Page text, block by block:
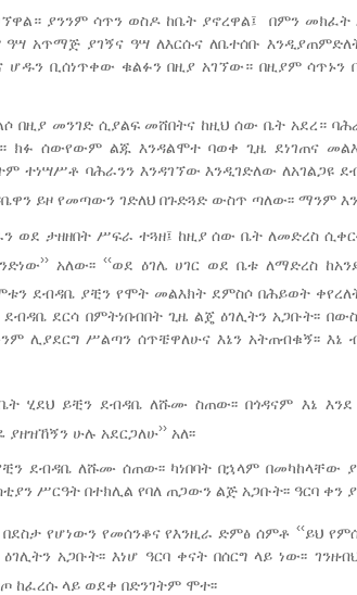
ያንንም ሳጥን ወስዶ ከቤት ያኖረዋል፤ በምን
ዓሣ አጥማጅ ያገኝና ዓሣ ለእርሱና ለቤተሰቡ
ቢሰነጥቀው ቁልፉን በዚያ አገኘው። በዚያም ሳጥኑን
በዚያ መንገድ ሲያልፍ መሸበትና ከዚህ ሰው ቤት አደረ።
ክፉ ሰውየውም ልጁ እንዳልሞተ ባወቀ ጊዜ ደነገጠና
ተነሣሥቶ ባሕራንን እንዳገኘው እንዲገድለው ለአገልጋዩ
ይዞ የመጣውን ገድለህ በጉድጓድ ውስጥ ጣለው፡፡ ማንም
ወደ ታዘዘበት ሥፍራ ተጓዘ፤ ከዚያ ሰው ቤት ለመድረስ
››አለው፡፡ ‹‹ወደ ዕገሌ ሀገር ወደ ቤቱ ለማድረስ
ደብዳቤ ያቺን የሞት መልእክት ደምስሶ በሕይወት
ደርሳ በምትነበብበት ጊዜ ልጄ ዕገሊትን አጋቡት፡፡
ሊያደርግ ሥልጣን ሰጥቼዋለሁና እኔን አትጠብቁኝ፡፡ እኔ
ሂደህ ይቺን ደብዳቤ ለሹሙ ስጠው፡፡ በጎዳናም እኔ እንደ
ያዘዝኸኝን ሁሉ አደርጋለሁ›› አለ፡፡
ደብዳቤ ለሹሙ ሰጠው፡፡ ካነበባት በኋላም በመካከላቸው
ሥርዓት በተክሊል የባለ ጠጋውን ልጅ አጋቡት፡፡ ዓርባ
በደስታ የሆነውን የመሰንቆና የእንዚራ ድምፅ ሰምቶ‹‹ይህ
አጋቡት፡፡ እነሆ ዓርባ ቀናት በሰርግ ላይ ነው፡፡
ከፈረሱ ላይ ወደቀ በድንገትም ሞተ፡፡